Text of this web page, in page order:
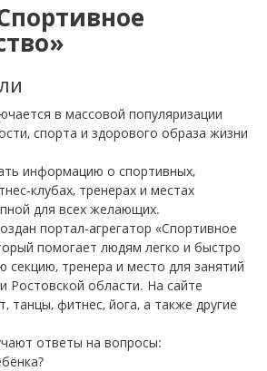
в массовой популяризации
спорта и здорового образа жизни
информацию о спортивных,
клубах, тренерах и местах
для всех желающих.
портал-агрегатор «Спортивное
помогает людям легко и быстро
секцию, тренера и место для занятий
Ростовской области. На сайте
танцы, фитнес, йога, а также другие
ответы на вопросы: